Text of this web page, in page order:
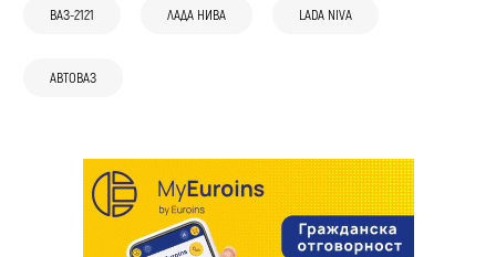
ВАЗ-2121 ЛАДА НИВА LADA NIVA
АВТОВАЗ
Lada Niva получава нова емблема